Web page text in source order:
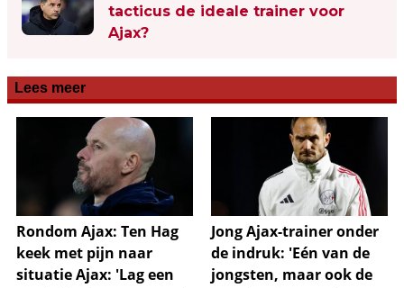
tacticus de ideale trainer voor
Ajax?